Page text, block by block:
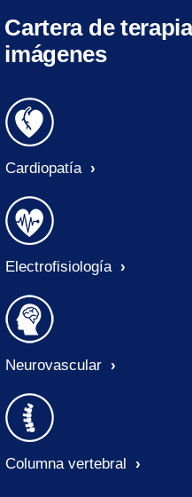
Cartera de
imágenes
Cardiopatía
Electrofisiología
Neurovascular
Columna vertebral